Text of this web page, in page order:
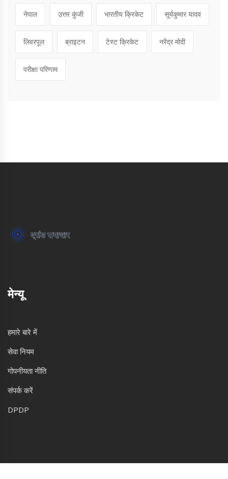
नेपाल उत्तर कुंजी भारतीय क्रिकेट सूर्यकुमार यादव
लिवरपूल ब्राइटन टेस्ट क्रिकेट नरेंद्र मोदी
परीक्षा परिणाम
मेन्यू
हमारे बारे में
सेवा नियम
गोपनीयता नीति
संपर्क करें
DPDP